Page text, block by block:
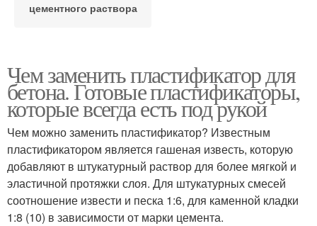
цементного раствора
Чем заменить пластификатор для
бетона. Готовые пластификаторы,
которые всегда есть под рукой
Чем можно заменить пластификатор? Известным
пластификатором является гашеная известь, которую
добавляют в штукатурный раствор для более мягкой и
эластичной протяжки слоя. Для штукатурных смесей
соотношение извести и песка 1:6, для каменной кладки
1:8 (10) в зависимости от марки цемента.